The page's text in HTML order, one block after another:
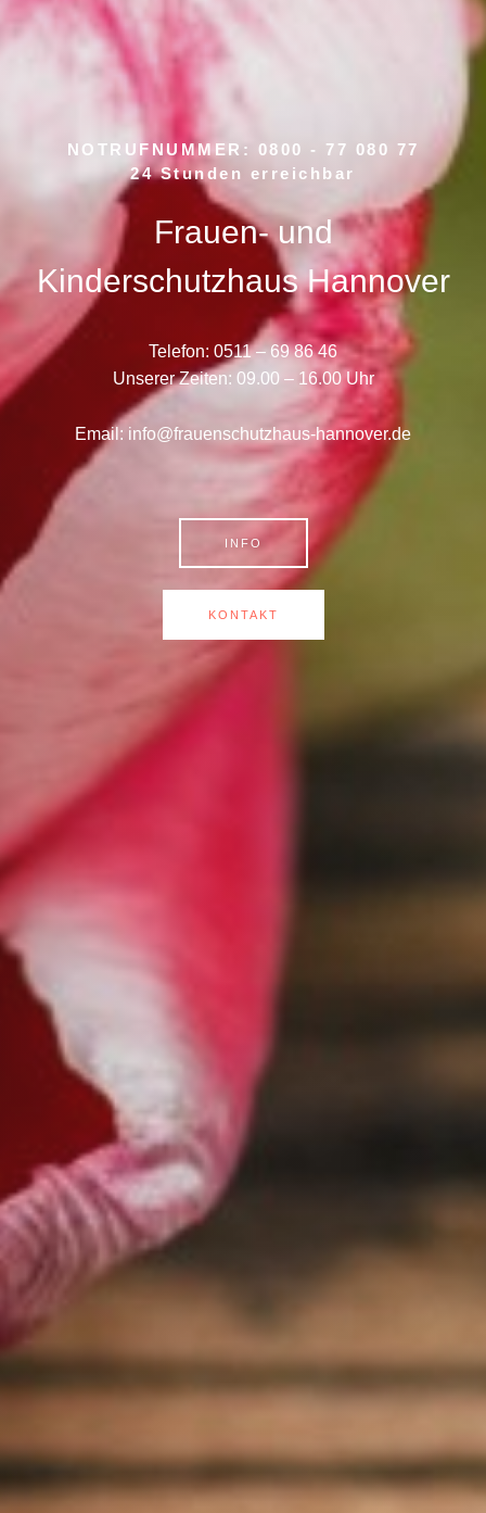
NOTRUFNUMMER: 0800 - 77 080 77
24 Stunden erreichbar
Frauen- und
Kinderschutzhaus Hannover
Telefon: 0511 – 69 86 46
Unserer Zeiten: 09.00 – 16.00 Uhr
Email: info@frauenschutzhaus-hannover.de
INFO
KONTAKT